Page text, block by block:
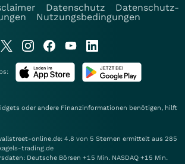
Datenschutz
Datenschutz-
Nutzungsbedingungen
oder andere Finanzinformationen benötigen, hilft
online.de: 4.8 von 5 Sternen ermittelt aus 285
trading.de
Deutsche Börsen +15 Min. NASDAQ +15 Min.